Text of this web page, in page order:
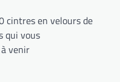
cintres en velours de
qui vous
venir